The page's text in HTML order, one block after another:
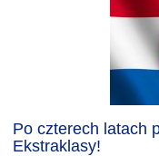
Po czterech latach
Ekstraklasy!